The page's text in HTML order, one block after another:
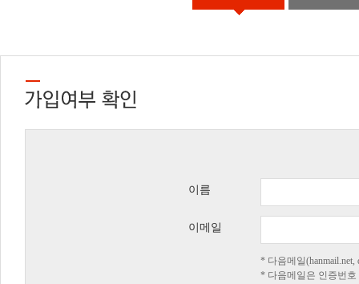
이름
이메일
* 다음메일
* 다음메일은 인증번